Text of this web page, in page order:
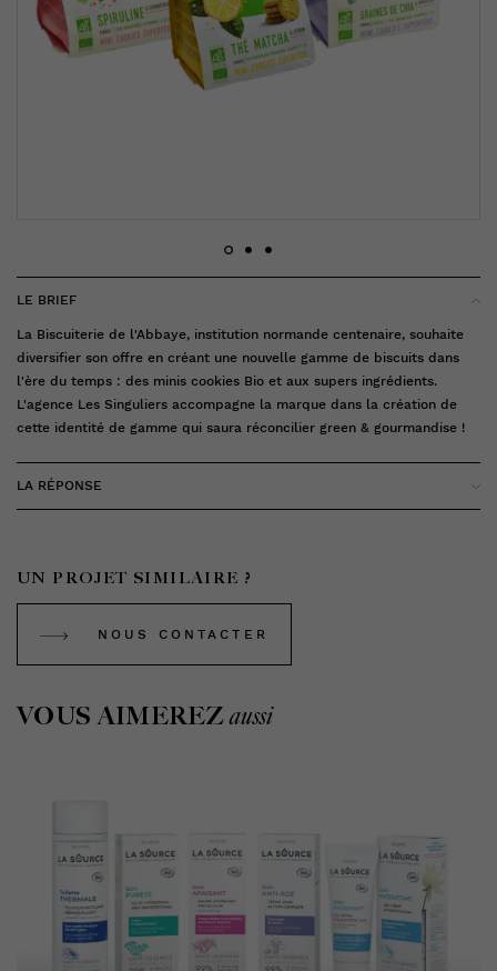
LE BRIEF
La Biscuiterie de l'Abbaye, institution normande centenaire, souhaite
diversifier son offre en créant une nouvelle gamme de biscuits dans
l'ère du temps : des minis cookies Bio et aux supers ingrédients.
L'agence Les Singuliers accompagne la marque dans la création de
cette identité de gamme qui saura réconcilier green & gourmandise !
LA RÉPONSE
UN PROJET SIMILAIRE ?
NOUS CONTACTER
VOUS AIMEREZaussi